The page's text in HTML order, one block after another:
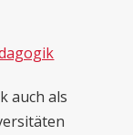
auch als